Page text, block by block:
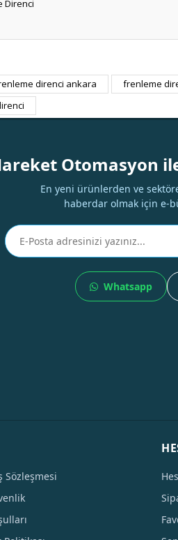
Direnci
Bu ürüne ilk
direnci ankara frenleme
Otomasyon
En yeni ürünlerden ve
haberdar olmak için e-
Whatsapp
Sözleşmesi